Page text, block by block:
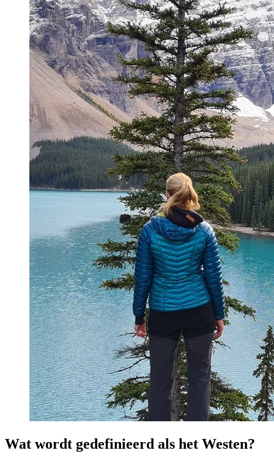
Wat wordt gedefinieerd als het Westen?